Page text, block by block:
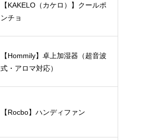
【KAKELO（カケロ）】クールポ
ンチョ
【Hommily】卓上加湿器（超音波
式・アロマ対応）
【Rocbo】ハンディファン